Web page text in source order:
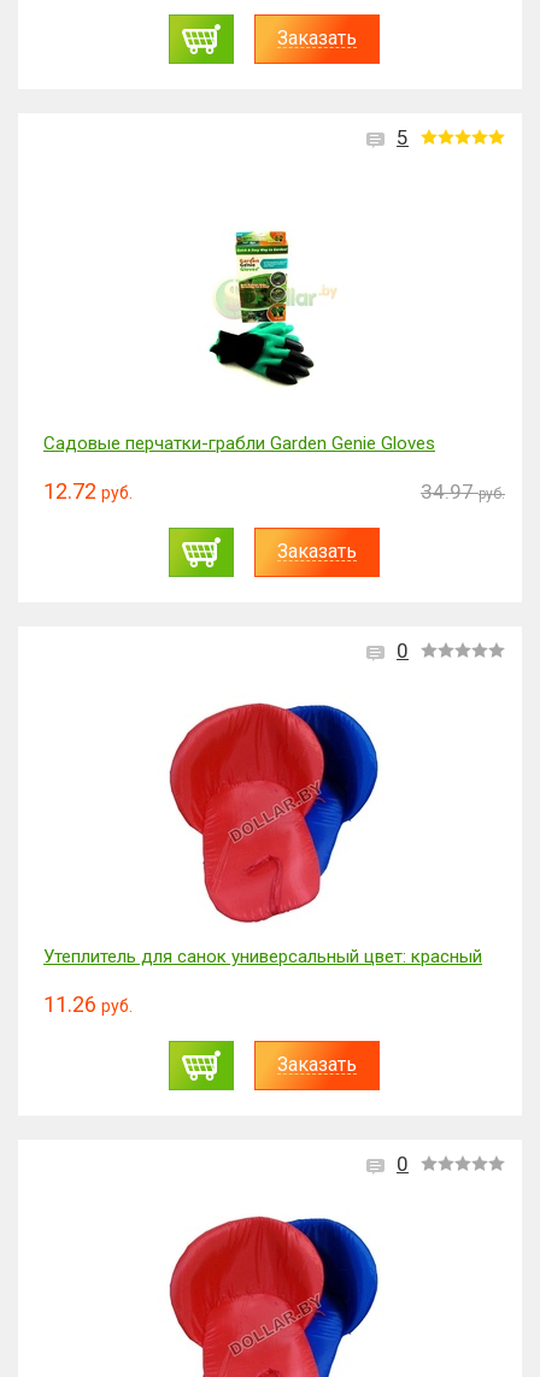
Заказать
5
Садовые перчатки-грабли Garden Genie Gloves
12.72 руб. 34.97 руб.
Заказать
0
Утеплитель для санок универсальный цвет: красный
11.26 руб.
Заказать
0